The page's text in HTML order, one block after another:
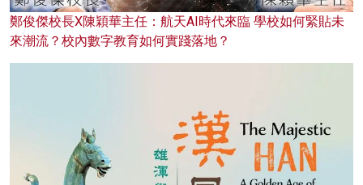
鄭俊傑校長X陳穎華主任：航天AI時代來臨 學校如何緊貼未
來潮流？校內數字教育如何實踐落地？